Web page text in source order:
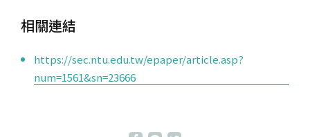
相關連結
https://sec.ntu.edu.tw/epaper/article.asp?
num=1561&sn=23666